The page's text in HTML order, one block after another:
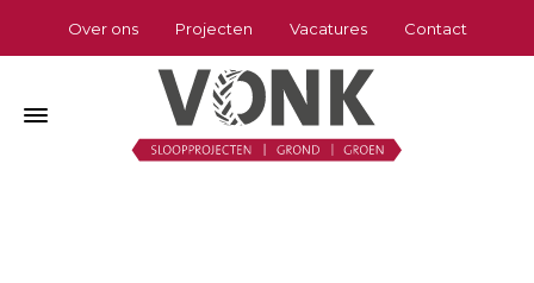
Over ons Projecten Vacatures Contact